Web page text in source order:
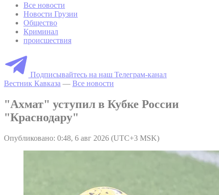
Все новости
Новости Грузии
Общество
Криминал
происшествия
Подписывайтесь на наш Телеграм-канал
Вестник Кавказа — Все новости
"Ахмат" уступил в Кубке России
"Краснодару"
Опубликовано: 0:48, 6 авг 2026 (UTC+3 MSK)